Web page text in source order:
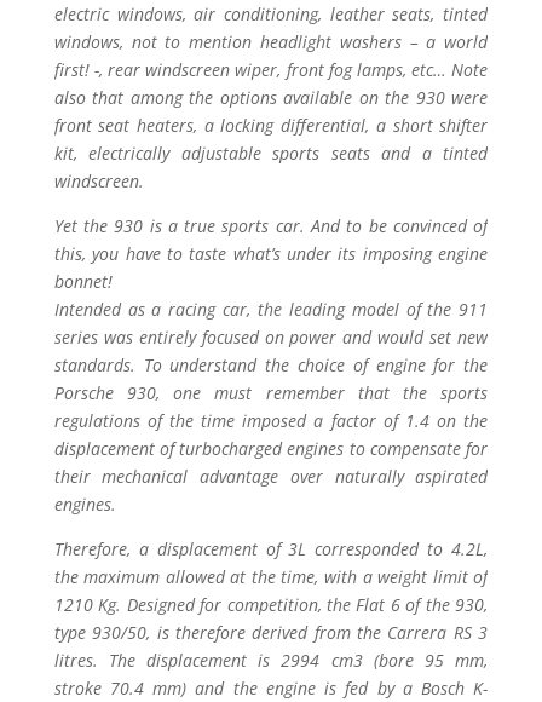
electric windows, air conditioning, leather seats, tinted
windows, not to mention headlight washers – a world
first! -, rear windscreen wiper, front fog lamps, etc… Note
also that among the options available on the 930 were
front seat heaters, a locking differential, a short shifter
kit, electrically adjustable sports seats and a tinted
windscreen.
Yet the 930 is a true sports car. And to be convinced of
this, you have to taste what’s under its imposing engine
bonnet!
Intended as a racing car, the leading model of the 911
series was entirely focused on power and would set new
standards. To understand the choice of engine for the
Porsche 930, one must remember that the sports
regulations of the time imposed a factor of 1.4 on the
displacement of turbocharged engines to compensate for
their mechanical advantage over naturally aspirated
engines.
Therefore, a displacement of 3L corresponded to 4.2L,
the maximum allowed at the time, with a weight limit of
1210 Kg. Designed for competition, the Flat 6 of the 930,
type 930/50, is therefore derived from the Carrera RS 3
litres. The displacement is 2994 cm3 (bore 95 mm,
stroke 70.4 mm) and the engine is fed by a Bosch K-